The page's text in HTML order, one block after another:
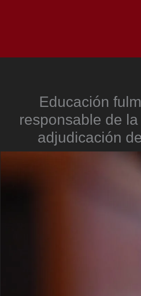
Educación
responsable de
adjudicación